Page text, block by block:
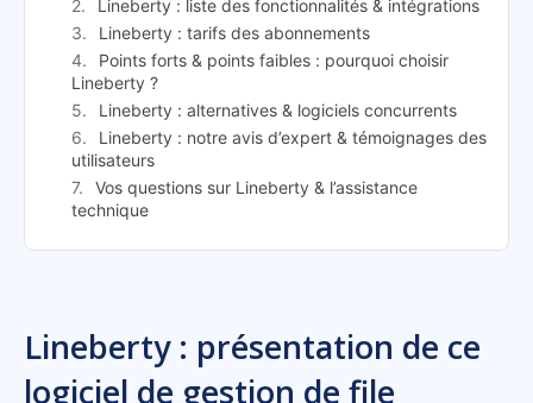
Lineberty : liste des fonctionnalités & intégrations
Lineberty : tarifs des abonnements
Points forts & points faibles : pourquoi choisir
Lineberty ?
Lineberty : alternatives & logiciels concurrents
Lineberty : notre avis d’expert & témoignages des
utilisateurs
Vos questions sur Lineberty & l’assistance
technique
Lineberty : présentation de ce
logiciel de gestion de file